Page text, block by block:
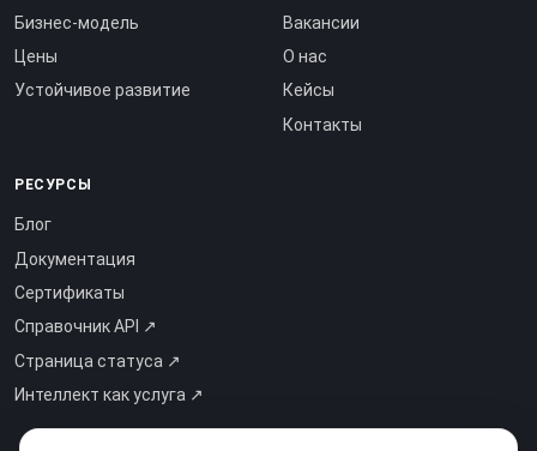
Бизнес-модель
Цены
Устойчивое развитие
Вакансии
О нас
Кейсы
Контакты
РЕСУРСЫ
Блог
Документация
Сертификаты
Справочник API ↗
Страница статуса ↗
Интеллект как услуга ↗